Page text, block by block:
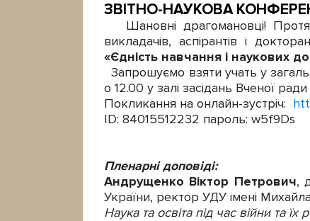
ЗВІТНО-НАУКОВА
Шановні драгомановці!
викладачів, аспірантів і
«Єдність навчання і наукових
Запрошуємо взяти учать у
о 12.00 у залі засідань Вченої
Покликання на онлайн-зустріч:
ID: 84015512232 пароль: w5f9Ds
Пленарні доповіді:
Андрущенко Віктор Петрович,
України, ректор УДУ імені
Наука та освіта під час війни та